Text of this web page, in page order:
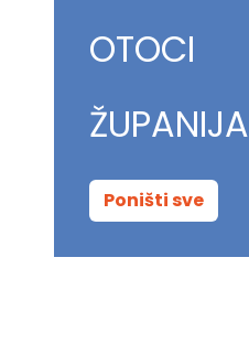
OTOCI
ŽUPANIJA
Poništi sve